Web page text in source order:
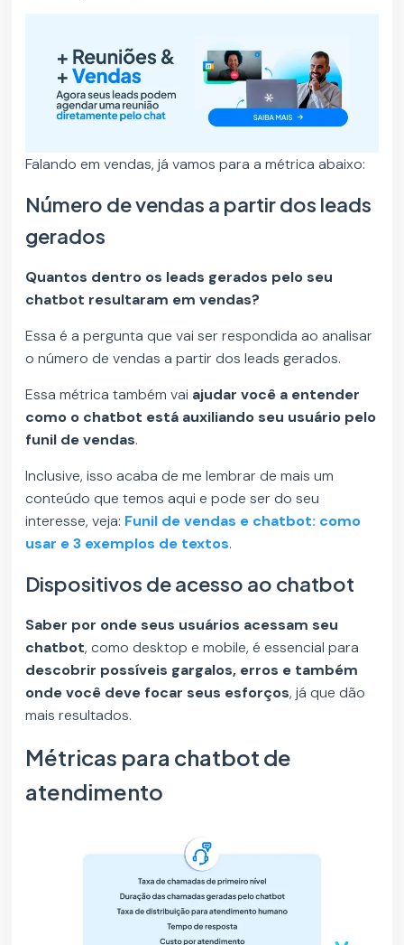
Falando em vendas, já vamos para a métrica abaixo:
Número de vendas a partir dos leads
gerados
Quantos dentro os leads gerados pelo seu
chatbot resultaram em vendas?
Essa é a pergunta que vai ser respondida ao analisar
o número de vendas a partir dos leads gerados.
Essa métrica também vai ajudar você a entender
como o chatbot está auxiliando seu usuário pelo
funil de vendas.
Inclusive, isso acaba de me lembrar de mais um
conteúdo que temos aqui e pode ser do seu
interesse, veja: Funil de vendas e chatbot: como
usar e 3 exemplos de textos.
Dispositivos de acesso ao chatbot
Saber por onde seus usuários acessam seu
chatbot, como desktop e mobile, é essencial para
descobrir possíveis gargalos, erros e também
onde você deve focar seus esforços, já que dão
mais resultados.
Métricas para chatbot de
atendimento